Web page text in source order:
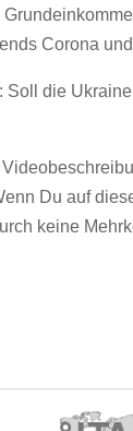
Corona
Soll die
Du auf
keine